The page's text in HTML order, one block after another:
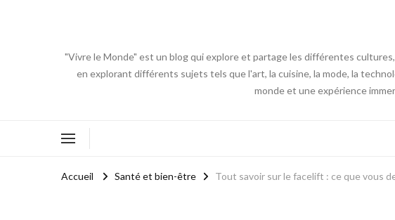
"Vivre le Monde" est un blog qui explore et partage les différentes
en explorant différents sujets tels que l'art, la cuisine, la mode, la
monde et une expérience
Accueil Santé et bien-être Tout savoir sur le facelift : ce que vous